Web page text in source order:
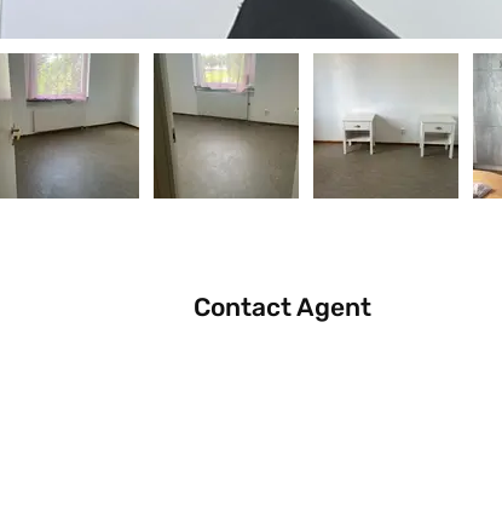
Contact Agent